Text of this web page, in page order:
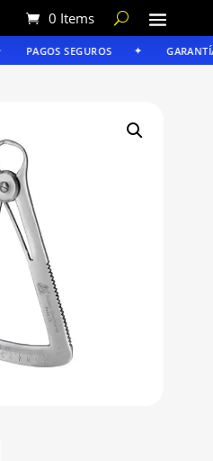
0 Items
PAGOS SEGUROS